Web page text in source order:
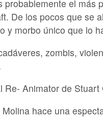
probablemente el más
De los pocos que se
y morbo único que lo
zombis,
Re- Animator de Stuart
hace una